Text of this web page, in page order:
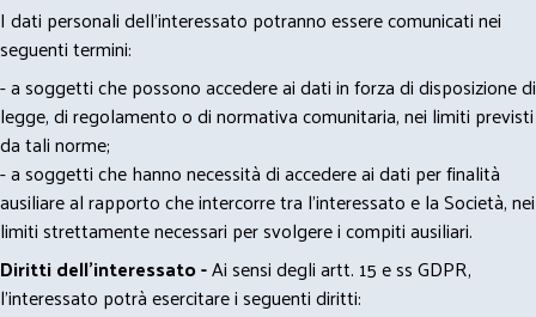
I dati personali dell’interessato potranno essere comunicati nei
seguenti termini:
- a soggetti che possono accedere ai dati in forza di disposizione di
legge, di regolamento o di normativa comunitaria, nei limiti previsti
da tali norme;
- a soggetti che hanno necessità di accedere ai dati per finalità
ausiliare al rapporto che intercorre tra l’interessato e la Società, nei
limiti strettamente necessari per svolgere i compiti ausiliari.
Diritti dell’interessato -Ai sensi degli artt. 15 e ss GDPR,
l’interessato potrà esercitare i seguenti diritti: